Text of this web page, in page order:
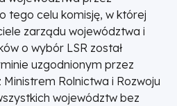
tego celu komisję, w której
zarządu województwa i
o wybór LSR został
uzgodnionym przez
Rolnictwa i Rozwoju
województw bez